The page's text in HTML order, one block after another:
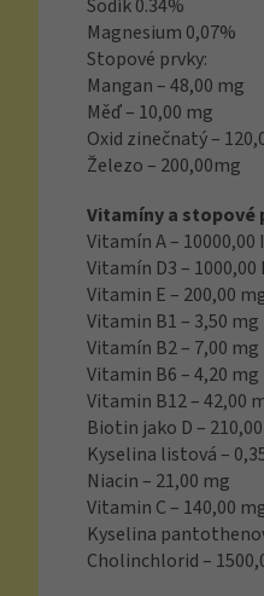
Sodík 0.34%
Magnesium 0,07%
Stopové prvky:
Mangan – 48,00 mg
Měď – 10,00 mg
Oxid zinečnatý –
Železo – 200,00mg
Vitamíny a stopové
Vitamín A – 10000,00
Vitamín D3 – 1000,00
Vitamin E – 200,00
Vitamin B1 – 3,50 mg
Vitamín B2 – 7,00 mg
Vitamin B6 – 4,20 mg
Vitamin B12 – 42,00
Biotin jako D –
Kyselina listová –
Niacin – 21,00 mg
Vitamin C – 140,00
Kyselina
Cholinchlorid –